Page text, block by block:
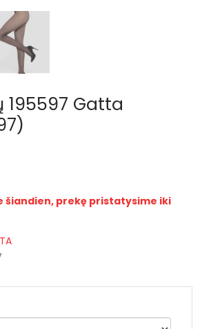
195597 Gatta
šiandien, prekę pristatysime iki